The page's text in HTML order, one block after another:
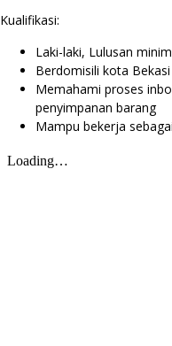
Kualifikasi:
Laki-laki, Lulusan
Berdomisili kota
Memahami proses
penyimpanan barang
Mampu bekerja